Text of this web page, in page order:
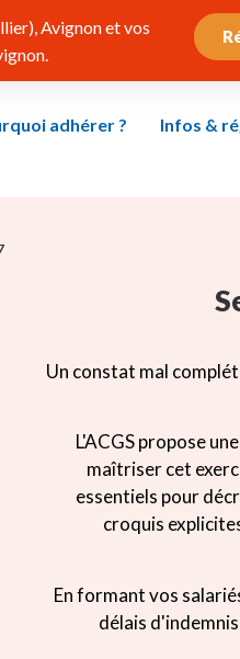
Avignon et vos
adhérer ? Infos &
Un constat mal
L'ACGS propose
maîtriser cet
essentiels pour
croquis
En formant vos
délais